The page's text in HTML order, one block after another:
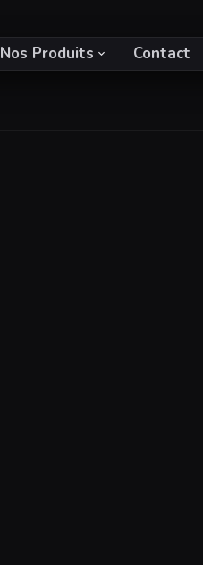
Nos Produits Contact